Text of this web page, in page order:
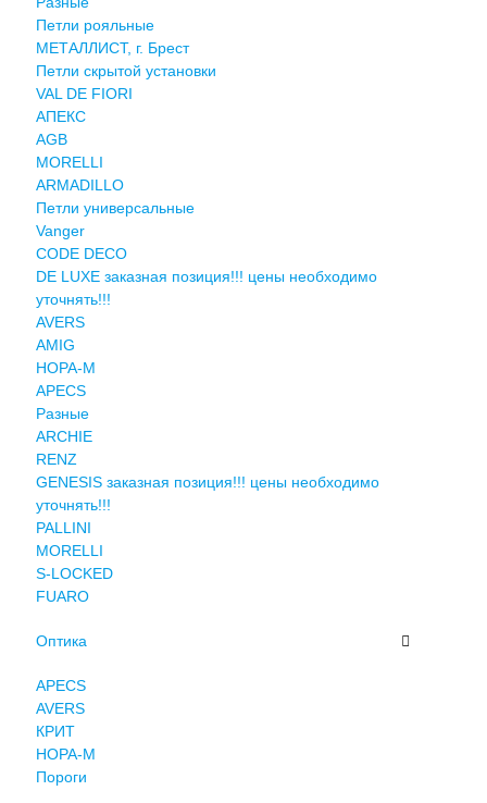
Петли рояльные
МЕТАЛЛИСТ, г. Брест
Петли скрытой установки
VAL DE FIORI
АПЕКС
AGB
MORELLI
ARMADILLO
Петли универсальные
Vanger
CODE DECO
DE LUXE заказная позиция!!! цены необходимо
уточнять!!!
AVERS
AMIG
НОРА-М
APECS
Разные
ARCHIE
RENZ
GENESIS заказная позиция!!! цены необходимо
уточнять!!!
PALLINI
MORELLI
S-LOCKED
FUARO
Оптика
APECS
AVERS
КРИТ
НОРА-М
Пороги